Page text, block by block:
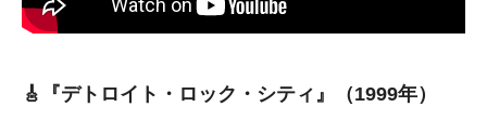
🎸『デトロイト・ロック・シティ』（1999年）